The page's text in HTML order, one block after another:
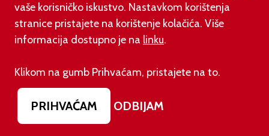
01.08.2026.
Novi zakon o najmu bolje štiti najmoprimce, ali i
31.07.2026.
Domaća vina bez konkurencije: bira ih 90 posto
hrvatskih potrošača
vaše korisničko iskustvo. Nastavkom korištenja
stranice pristajete na korištenje kolačića. Više
informacija dostupno je na linku.
Klikom na gumb Prihvaćam, pristajete na to.
PRIHVAĆAM ODBIJAM